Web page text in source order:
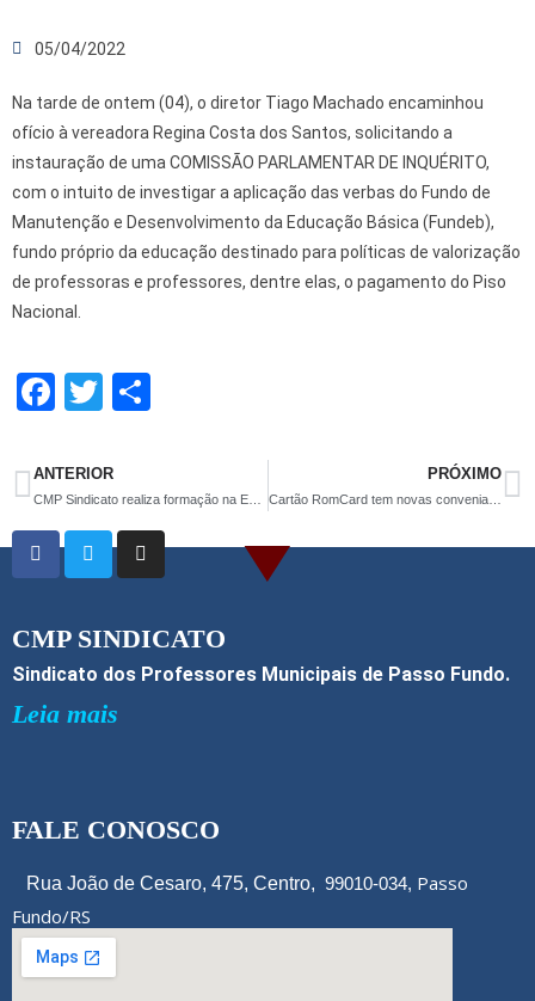
05/04/2022
Na tarde de ontem (04), o diretor Tiago Machado encaminhou
ofício à vereadora Regina Costa dos Santos, solicitando a
instauração de uma COMISSÃO PARLAMENTAR DE INQUÉRITO,
com o intuito de investigar a aplicação das verbas do Fundo de
Manutenção e Desenvolvimento da Educação Básica (Fundeb),
fundo próprio da educação destinado para políticas de valorização
de professoras e professores, dentre elas, o pagamento do Piso
Nacional.
F
ce
b
o
o
k
T
tt
er e
ANTERIOR
CMP Sindicato realiza formação na EMEF São Luiz Gonzaga
PRÓXIMO
Cartão RomCard tem novas conveniadas
CMP SINDICATO
Sindicato dos Professores Municipais de Passo Fundo.
Leia mais
FALE CONOSCO
Rua João de Cesaro, 475, Centro, 99010-034, Passo
Fundo/RS